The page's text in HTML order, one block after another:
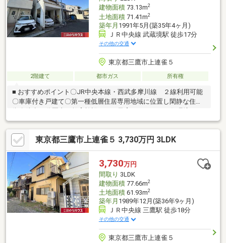
建物面積73.13m2
土地面積71.41m2
築年月 1991年5月(築35年4ヶ月)
ＪＲ中央線 武蔵境駅 徒歩17分
その他の交通
東京都三鷹市上連雀５
2階建て 都市ガス 所有権
■ おすすめポイント〇JR中央本線・西武多摩川線 ２線利用可能
〇車庫付き戸建て〇第一種低層住居専用地域に位置し閑静な住宅
イフインフォメーション〇サミットストア上連雀店 徒歩9分〇セ
ブンイレブン三鷹富士見通り店 徒歩8分〇三鷹上連雀五郵便局
徒歩5分〇武蔵野赤十字病院 徒歩9分〇ふれあい診療所 徒歩2
分〇三鷹市立第七小学校 徒歩8分〇三鷹市立第四中学校 徒歩6
分〇連雀中央公園 徒歩12分※本物件は規定の建ぺい率、容積率
をオーバーしており、再建築にあたり同規模の建築物は建築でき
ません。
東京都三鷹市上連雀５ 3,730万円 3LDK
3,730万円
間取り 3LDK
建物面積77.66m2
土地面積61.93m2
築年月 1989年12月(築36年9ヶ月)
ＪＲ中央線 三鷹駅 徒歩18分
その他の交通
東京都三鷹市上連雀５